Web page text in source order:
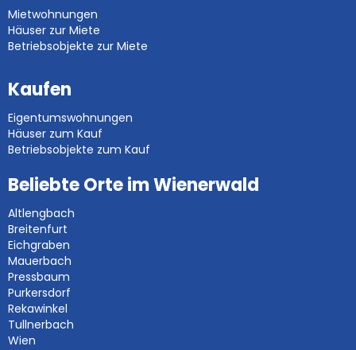
Mietwohnungen
Häuser zur Miete
Betriebsobjekte zur Miete
Kaufen
Eigentumswohnungen
Häuser zum Kauf
Betriebsobjekte zum Kauf
Beliebte Orte im Wienerwald
Altlengbach
Breitenfurt
Eichgraben
Mauerbach
Pressbaum
Purkersdorf
Rekawinkel
Tullnerbach
Wien